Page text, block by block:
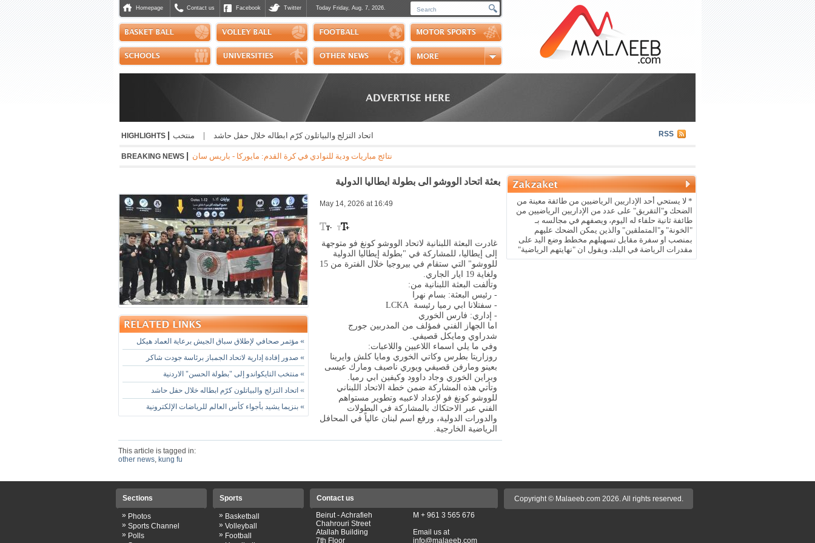
Homepage Contact us Facebook Twitter Today Friday, Aug. 7, 2026.
Polls
Scores
Handball
HIGHLIGHTS |
منتخب التايكواندو إلى "بطولة الحسن" الاردنية | اتحاد التزلج والبياتلون كرّم ابطاله خلال حفل حاشد RSS
BREAKING NEWS |
نتائج مباريات ودية للنوادي في كرة القدم: مايوركا - باريس سان جيرمان 3-0 * ريال بيتيس - ارسنال 3-1 * نابولي - اوساسونا 2-1 * جوفنتوس - تشيلسي 1-0 * مانشستر سيتي - نجوم الدوري الكوري 3-1 * ميلان - انتر 1-1
بعثة اتحاد الووشو الى بطولة ايطاليا الدولية
» مؤتمر صحافي لإطلاق سباق الجيش برعاية العماد هيكل
» صدور إفادة إدارية لاتحاد الجمباز برئاسة جودت شاكر
» منتخب التايكواندو إلى "بطولة الحسن" الاردنية
» اتحاد التزلج والبياتلون كرّم ابطاله خلال حفل حاشد
» بنزيما يشيد بأجواء كأس العالم للرياضات الإلكترونية
May 14, 2026 at 16:49
غادرت البعثة اللبنانية لاتحاد الووشو كونغ فو متوجهة
إلى إيطاليا، للمشاركة في "بطولة إيطاليا الدولية
للووشو" التي ستقام في بيروجيا خلال الفترة من 15
ولغاية 19 ايار الجاري
.
وتألفت البعثة اللبنانية من:
- رئيس البعثة: بسام نهرا
- سفتلانا ابي رميا رئيسة
- إداري: فارس الخوري
اما الجهاز الفني فمؤلف من المدربين جورج
شدراوي ومايكل قصيفي.
وفي ما يلي اسماء اللاعبين واللاعبات:
روزاريتا بطرس وكاتي الخوري ومايا كلش وايرينا
بعينو ومارفن قصيفي ويوري ناصيف ومارك عيسى
وبراين الخوري وجاد داوود وكيفين ابي رميا.
وتأتي هذه المشاركة ضمن خطة الاتحاد اللبناني
للووشو كونغ فو لإعداد لاعبيه وتطوير مستواهم
الفني عبر الاحتكاك بالمشاركة في البطولات
والدورات الدولية، ورفع اسم لبنان عالياً في المحافل
الرياضية الخارجية.
This article is tagged in:
other news, kung fu
* لا يستحي أحد الإداريين الرياضيين من طائفة معينة من
الضحك و"التقريق" على عدد من الإداريين الرياضيين من
طائفة ثانية حلفاء له اليوم، ويصفهم في مجالسه بـ
"الخونة" و"المتملقين" والذين يمكن الضحك عليهم
بمنصب او سفرة مقابل تسهيلهم مخطط وضع اليد على
مقدرات الرياضة في البلد، ويقول ان "نهايتهم الرياضية"
Sections
» Photos
» Sports Channel
» Polls
Sports
» Basketball
» Volleyball
» Football
Contact us
Beirut - Achrafieh
Chahrouri Street
Atallah Building
7th Floor
M + 961 3 565 676
Email us at
info@malaeeb.com
Copyright © Malaeeb.com 2026. All rights reserved.